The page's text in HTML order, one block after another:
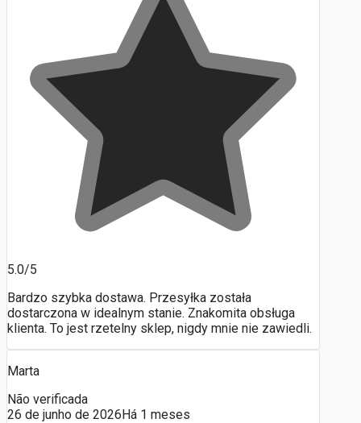
5.0/5
Bardzo szybka dostawa. Przesyłka została
dostarczona w idealnym stanie. Znakomita obsługa
klienta. To jest rzetelny sklep, nigdy mnie nie zawiedli.
Marta
Não verificada
26 de junho de 2026Há 1 meses